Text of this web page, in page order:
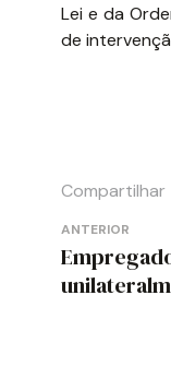
Lei e da
de
Compartilhar
de
ANTERIOR